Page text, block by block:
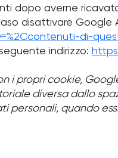
dopo averne
disattivare
di-
indirizzo:
i propri cookie,
diversa dallo
quando